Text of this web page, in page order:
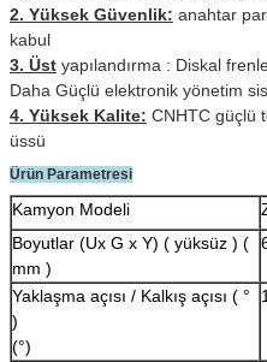
2. Yüksek Güvenlik: anahtar
kabul
3. Üst yapılandırma : Diskal
Daha Güçlü elektronik yönetim
4. Yüksek Kalite: CNHTC güçlü
üssü
Ürün Parametresi
Kamyon Modeli
Boyutlar (Ux G x Y) ( yüksüz ) (
mm )
Yaklaşma açısı / Kalkış açısı ( °
)
(°)